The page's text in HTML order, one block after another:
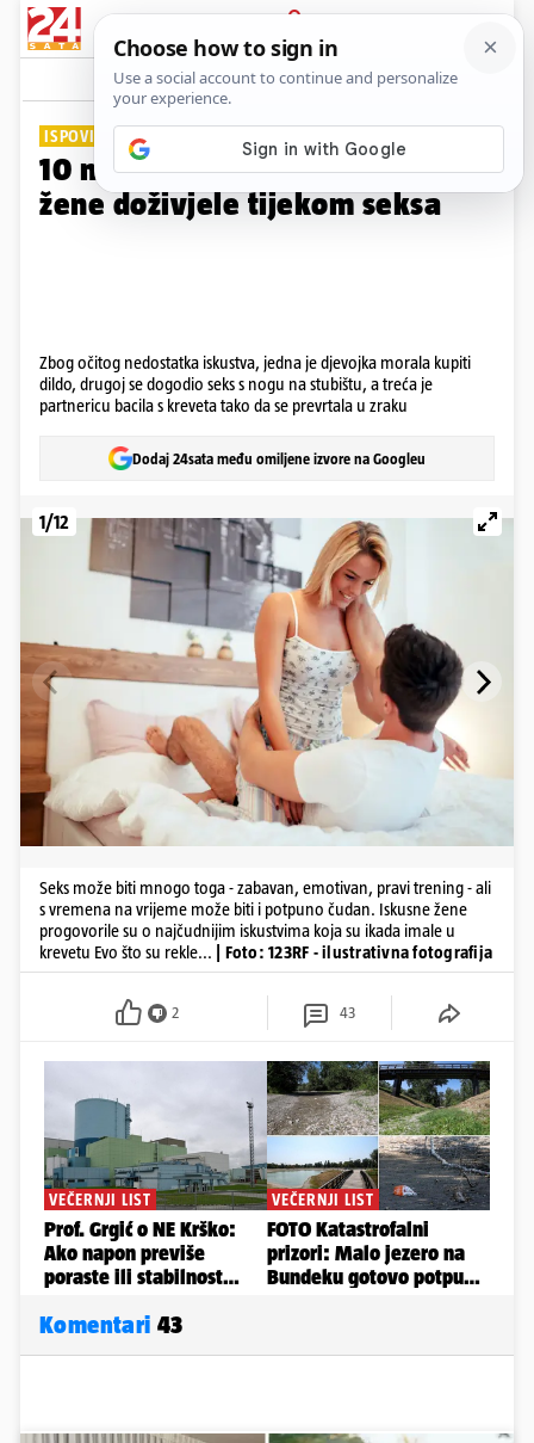
PRIJAVA
Galerija Komentari
ISPOVIJESTI ŽENA
10 najbizarnijih situacija koje su
žene doživjele tijekom seksa
Zbog očitog nedostatka iskustva, jedna je djevojka morala kupiti
dildo, drugoj se dogodio seks s nogu na stubištu, a treća je
partnericu bacila s kreveta tako da se prevrtala u zraku
Dodaj 24sata među omiljene izvore na Googleu
1/12
Seks može biti mnogo toga - zabavan, emotivan, pravi trening - ali
s vremena na vrijeme može biti i potpuno čudan. Iskusne žene
progovorile su o najčudnijim iskustvima koja su ikada imale u
krevetu Evo što su rekle...
| Foto: 123RF - ilustrativna fotografija
2 43
Komentari 43